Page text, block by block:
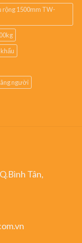
rộng 1500mm TW-
người
Tân,